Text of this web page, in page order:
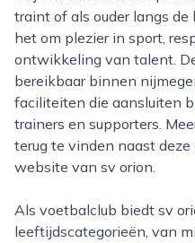
traint of als ouder langs
het om plezier in sport,
ontwikkeling van talent.
bereikbaar binnen
faciliteiten die aansluiten
trainers en supporters.
terug te vinden naast
website van sv orion.
Als voetbalclub biedt sv orion teams in vrijwel alle
leeftijdscategorieën, van